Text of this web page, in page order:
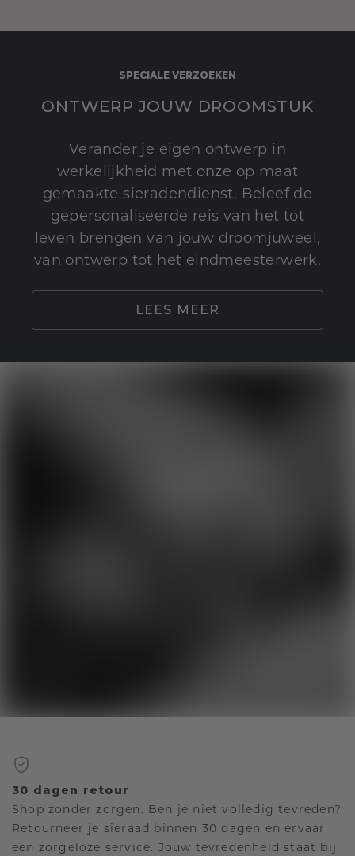
SPECIALE VERZOEKEN
ONTWERP JOUW DROOMSTUK
Verander je eigen ontwerp in
werkelijkheid met onze op maat
gemaakte sieradendienst. Beleef de
gepersonaliseerde reis van het tot
leven brengen van jouw droomjuweel,
van ontwerp tot het eindmeesterwerk.
LEES MEER
30 dagen retour
Shop zonder zorgen. Ben je niet volledig tevreden?
Retourneer je sieraad binnen 30 dagen en ervaar
een zorgeloze service. Jouw tevredenheid staat bij